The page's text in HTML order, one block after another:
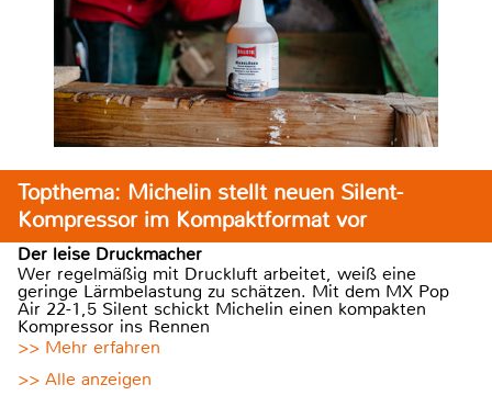
Topthema: Michelin stellt neuen Silent-
Kompressor im Kompaktformat vor
Der leise Druckmacher
Wer regelmäßig mit Druckluft arbeitet, weiß eine
geringe Lärmbelastung zu schätzen. Mit dem MX Pop
Air 22-1,5 Silent schickt Michelin einen kompakten
Kompressor ins Rennen
>> Mehr erfahren
>> Alle anzeigen